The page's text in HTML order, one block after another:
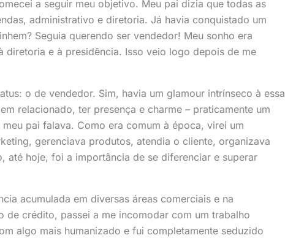
a seguir meu objetivo. Meu pai dizia que todas as
administrativo e diretoria. Já havia conquistado um
Seguia querendo ser vendedor! Meu sonho era
e à presidência. Isso veio logo depois de me
o de vendedor. Sim, havia um glamour intrínseco à essa
relacionado, ter presença e charme – praticamente um
pai falava. Como era comum à época, virei um
gerenciava produtos, atendia o cliente, organizava
até hoje, foi a importância de se diferenciar e superar
acumulada em diversas áreas comerciais e na
de crédito, passei a me incomodar com um trabalho
algo mais humanizado e fui completamente seduzido